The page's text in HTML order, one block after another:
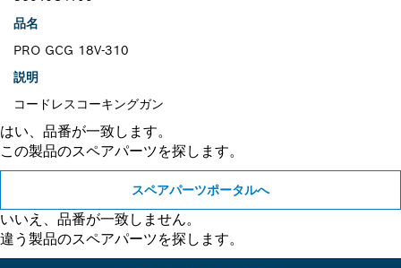
品名
PRO GCG 18V-310
説明
コードレスコーキングガン
はい、品番が一致します。
この製品のスペアパーツを探します。
スペアパーツポータルへ
いいえ、品番が一致しません。
違う製品のスペアパーツを探します。